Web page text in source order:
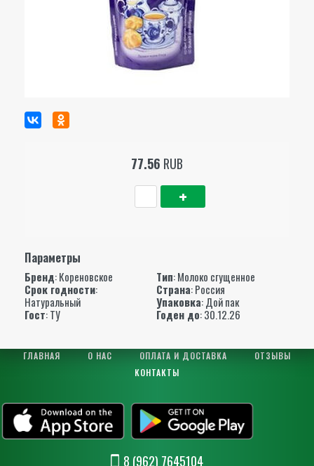
77.56 RUB
Параметры
Бренд:Кореновское Тип: Молоко сгущенное
Срок годности:
Натуральный
Страна: Россия
Упаковка: Дой пак
Гост: ТУ Годен до: 30.12.26
ГЛАВНАЯ О НАС ОПЛАТА И ДОСТАВКА
ОТЗЫВЫ
КОНТАКТЫ
8 (962) 7645104